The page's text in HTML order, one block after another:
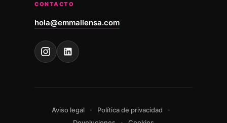
CONTACTO
hola@emmallensa.com
Aviso legal · Política de privacidad ·